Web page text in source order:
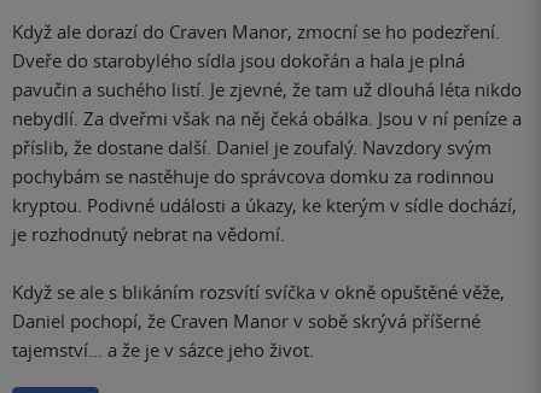
Když ale dorazí do Craven Manor, zmocní se ho podezření.
Dveře do starobylého sídla jsou dokořán a hala je plná
pavučin a suchého listí. Je zjevné, že tam už dlouhá léta nikdo
nebydlí. Za dveřmi však na něj čeká obálka. Jsou v ní peníze a
příslib, že dostane další. Daniel je zoufalý. Navzdory svým
pochybám se nastěhuje do správcova domku za rodinnou
kryptou. Podivné události a úkazy, ke kterým v sídle dochází,
je rozhodnutý nebrat na vědomí.
Když se ale s blikáním rozsvítí svíčka v okně opuštěné věže,
Daniel pochopí, že Craven Manor v sobě skrývá příšerné
tajemství… a že je v sázce jeho život.